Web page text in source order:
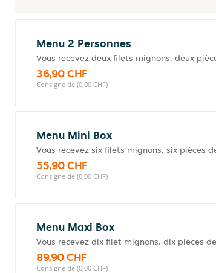
Menu 2 Personnes
Vous recevez deux filets mignons, deux
36,90 CHF
Consigne de (0,00 CHF)
Menu Mini Box
Vous recevez six filets mignons, six pièces
55,90 CHF
Consigne de (0,00 CHF)
Menu Maxi Box
Vous recevez dix filet mignons, dix pièces
89,90 CHF
Consigne de (0,00 CHF)